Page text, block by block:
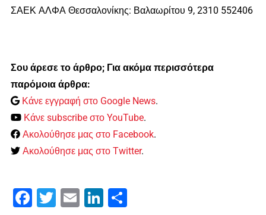
ΣΑΕΚ ΑΛΦΑ Θεσσαλονίκης: Βαλαωρίτου 9, 2310 552406
Σου άρεσε το άρθρο; Για ακόμα περισσότερα
παρόμοια άρθρα:
Κάνε εγγραφή στο Google News.
Κάνε subscribe στο YouTube.
Ακολούθησε μας στο Facebook.
Ακολούθησε μας στο Twitter.
Facebook
Twitter Email LinkedIn